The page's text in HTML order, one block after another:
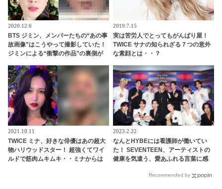
2020.12.6
BTS ジミン、メンバーたちの“あの事
故画像”はこうやって撮影していた！
ジミンによる“衝撃の作品”の裏側が
出来上がりにびっくり＆爆笑
2019.7.15
実は苦労人でとってもがんばり屋！
TWICE サナの知られざる７つの意外
な素顔とは・・？
2021.10.11
TWICE ミナ、好きな俳優はあの超大
物ハリウッドスター！ 超強くてワイ
ルドで筋肉ムキムキ・・ミナからは
2023.2.22
なんとHYBEには看護師が働いてい
た！ SEVENTEEN、アーティストの
健康を気遣う、愛あふれる言葉に感
Recommended by